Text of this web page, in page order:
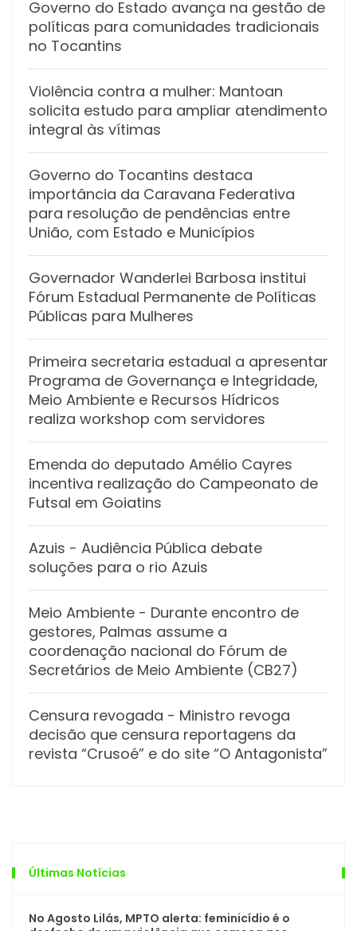
Governo do Estado avança na gestão de
políticas para comunidades tradicionais
no Tocantins
Violência contra a mulher: Mantoan
solicita estudo para ampliar atendimento
integral às vítimas
Governo do Tocantins destaca
importância da Caravana Federativa
para resolução de pendências entre
União, com Estado e Municípios
Governador Wanderlei Barbosa institui
Fórum Estadual Permanente de Políticas
Públicas para Mulheres
Primeira secretaria estadual a apresentar
Programa de Governança e Integridade,
Meio Ambiente e Recursos Hídricos
realiza workshop com servidores
Emenda do deputado Amélio Cayres
incentiva realização do Campeonato de
Futsal em Goiatins
Azuis - Audiência Pública debate
soluções para o rio Azuis
Meio Ambiente - Durante encontro de
gestores, Palmas assume a
coordenação nacional do Fórum de
Secretários de Meio Ambiente (CB27)
Censura revogada - Ministro revoga
decisão que censura reportagens da
revista “Crusoé” e do site “O Antagonista”
Últimas Notícias
No Agosto Lilás, MPTO alerta: feminicídio é o